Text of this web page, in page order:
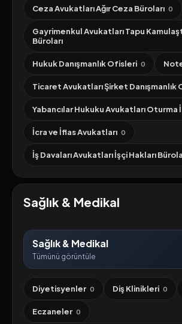
Ceza Avukatları Ağır Ceza Büroları 0
Gayrimenkul Avukatları Tapu
Büroları
Hukuk Danışmanlık Ofisleri 0
Ticaret Avukatları Şirket Danışmanlık
Yabancılar Hukuku Avukatları Oturma
İcra ve İflas Avukatları 0
İş Davaları Avukatları İşçi Hakları
Sağlık & Medikal
Sağlık & Medikal
Tümünü görüntüle
Diyetisyenler 0 Diş Klinikleri 0
Eczaneler 0